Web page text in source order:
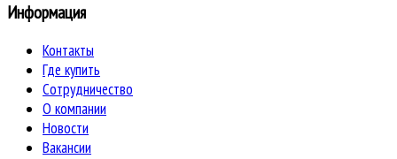
Информация
Контакты
Где купить
Сотрудничество
О компании
Новости
Вакансии